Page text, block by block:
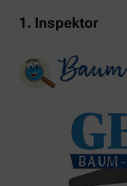
1. Inspektor